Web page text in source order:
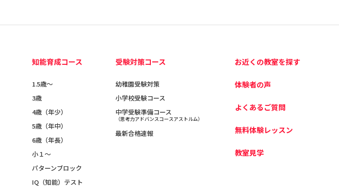
知能育成コース
1.5歳〜
3歳
4歳（年少）
5歳（年中）
6歳（年長）
小１～
パターンブロック
IQ（知能）テスト
受験対策コース
幼稚園受験対策
小学校受験コース
中学受験準備コース
（思考力アドバンスコースアストルム）
最新合格速報
お近くの教室を探す
体験者の声
よくあるご質問
無料体験レッスン
教室見学